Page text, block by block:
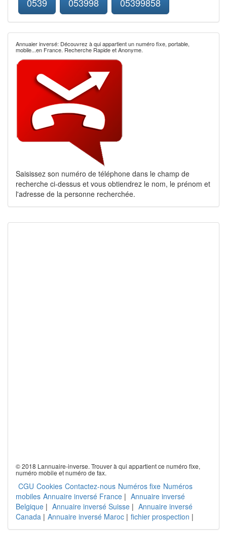
Annuaier inversé: Découvrez à qui appartient un numéro fixe, portable,
mobile...en France. Recherche Rapide et Anonyme.
Saisissez son numéro de téléphone dans le champ de
recherche ci-dessus et vous obtiendrez le nom, le prénom et
l'adresse de la personne recherchée.
© 2018 Lannuaire-inverse. Trouver à qui appartient ce numéro fixe,
numéro mobile et numéro de fax.
CGU Cookies Contactez-nous Numéros fixe Numéros
mobiles Annuaire inversé France | Annuaire inversé
Belgique | Annuaire inversé Suisse | Annuaire inversé
Canada | Annuaire inversé Maroc | fichier prospection |